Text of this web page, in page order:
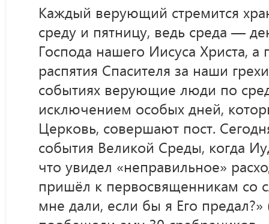
Каждый верующий стремится
среду и пятницу, ведь среда —
Господа нашего Иисуса Христа,
распятия Спасителя за наши
событиях верующие люди по
исключением особых дней,
Церковь, совершают пост.
события Великой Среды, когда
что увидел «неправильное»
пришёл к первосвященникам со
мне дали, если бы я Его